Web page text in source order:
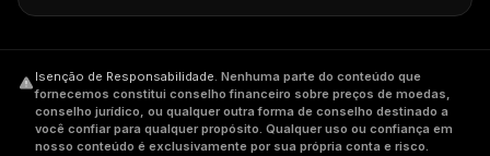
Isenção de Responsabilidade. Nenhuma parte do conteúdo que
fornecemos constitui conselho financeiro sobre preços de moedas,
conselho jurídico, ou qualquer outra forma de conselho destinado a
você confiar para qualquer propósito. Qualquer uso ou confiança em
nosso conteúdo é exclusivamente por sua própria conta e risco.